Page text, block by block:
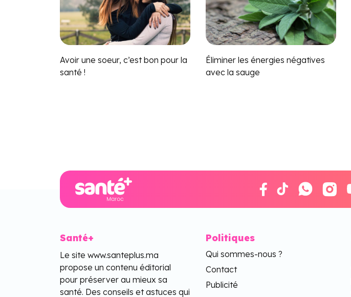
Avoir une soeur, c’est bon pour la
santé !
Éliminer les énergies négatives
avec la sauge
Santé+
Le site www.santeplus.ma
propose un contenu éditorial
pour préserver au mieux sa
santé. Des conseils et astuces qui
Politiques
Qui sommes-nous ?
Contact
Publicité